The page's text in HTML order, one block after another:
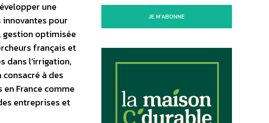
une
pour
gestion optimisée
français et
dans l’irrigation,
à des
France comme
entreprises et
JE M'ABONNE